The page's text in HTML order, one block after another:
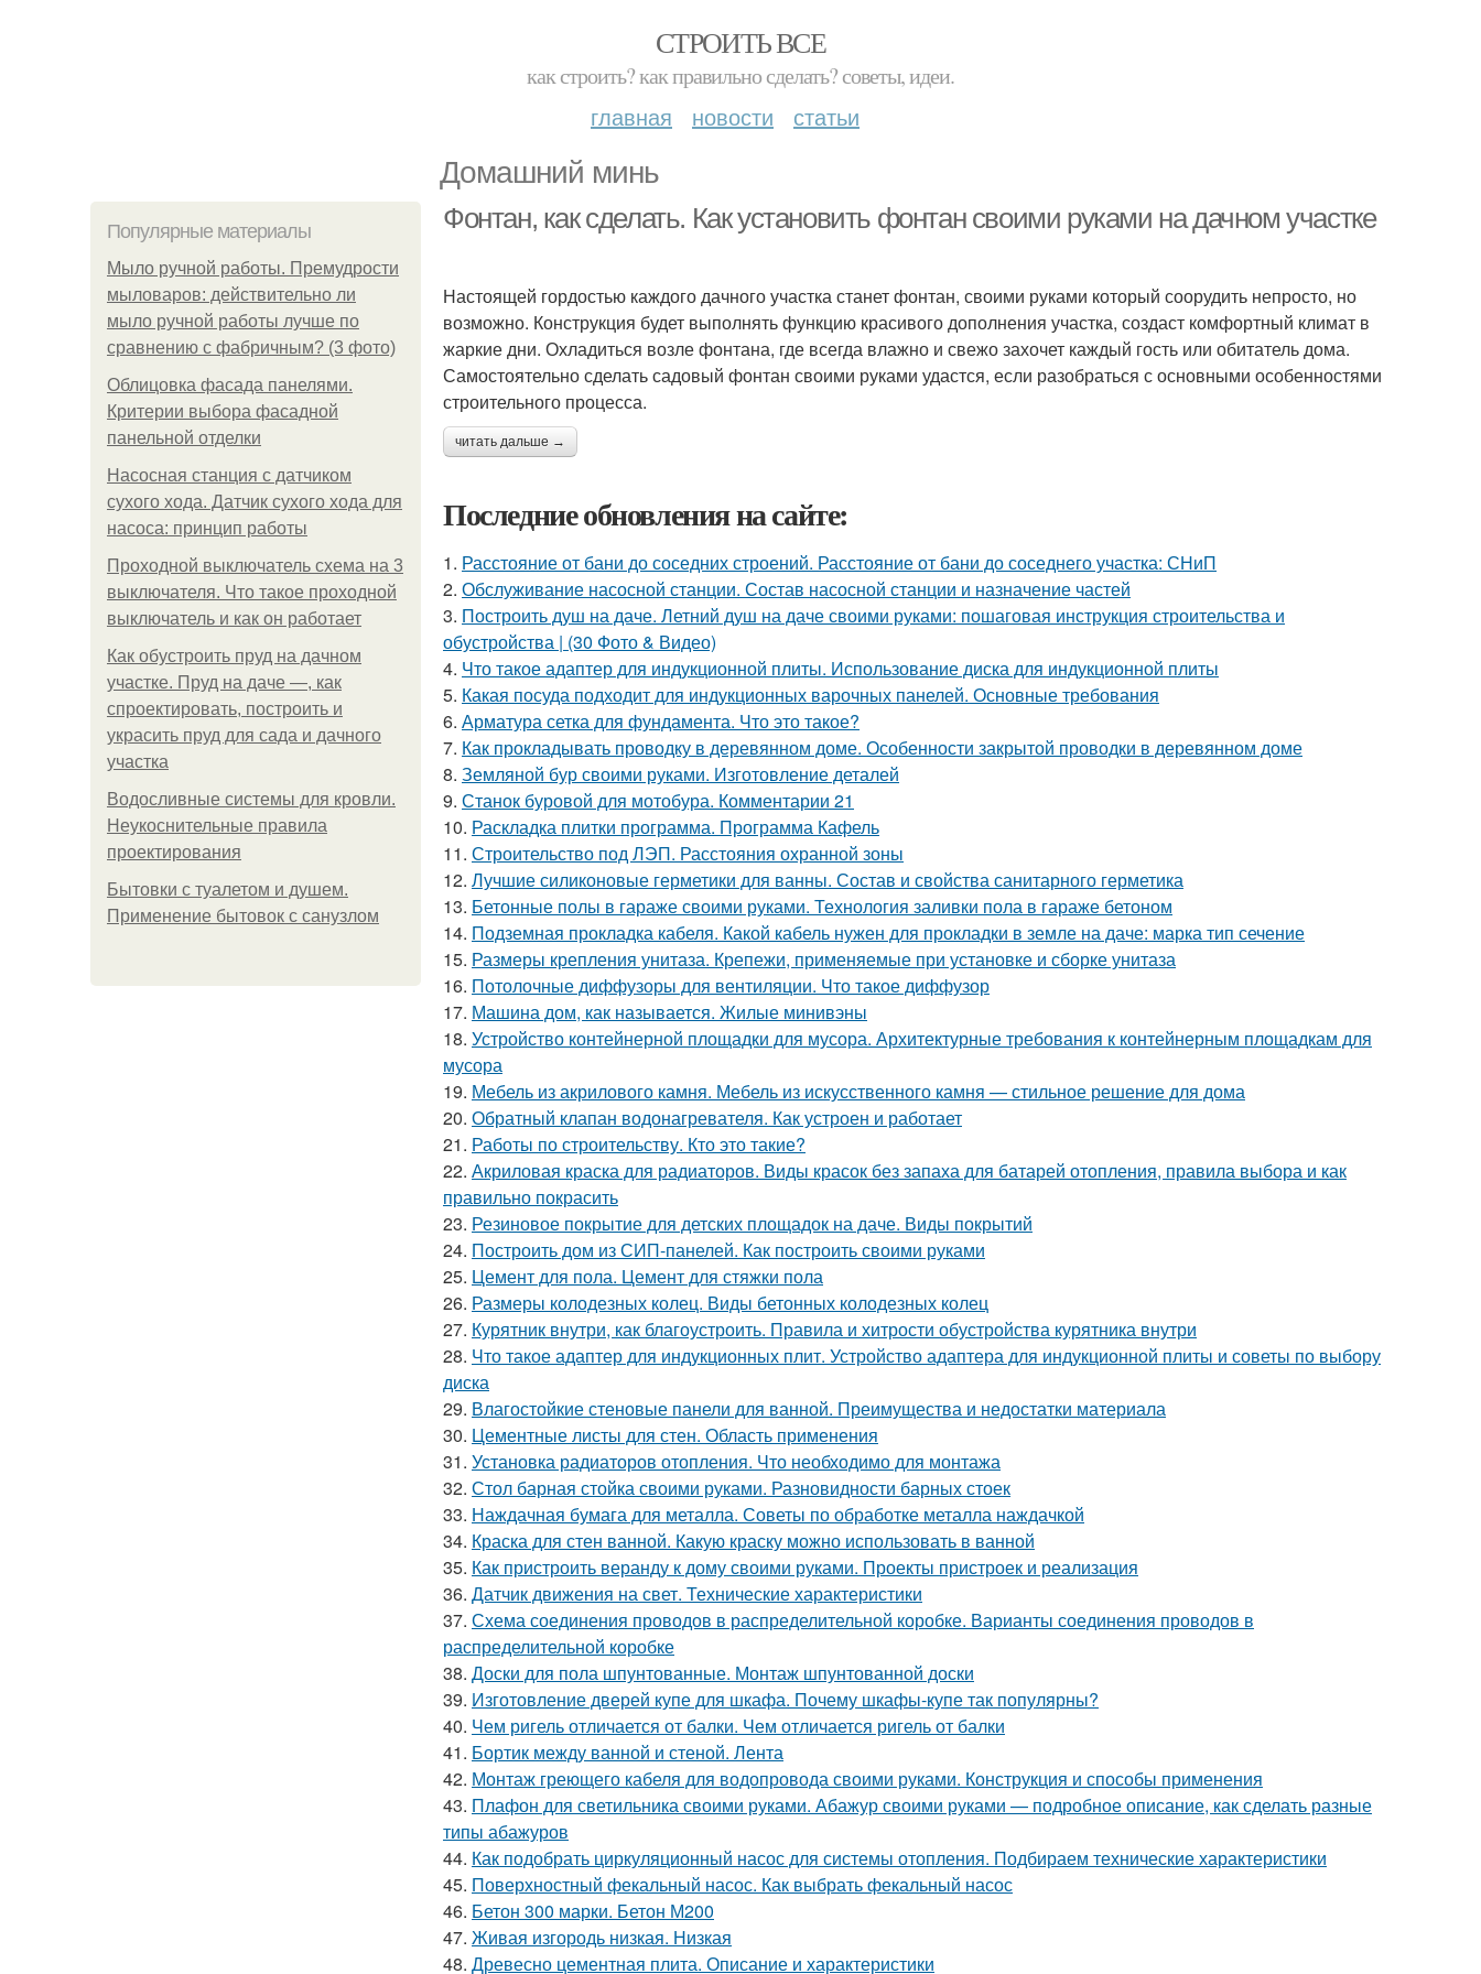
СТРОИТЬ ВСЕ
как строить? как правильно сделать? советы, идеи.
главная новости статьи
Домашний минь
Популярные материалы
Мыло ручной работы. Премудрости
мыловаров: действительно ли
мыло ручной работы лучше по
сравнению с фабричным? (3 фото)
Облицовка фасада панелями.
Критерии выбора фасадной
панельной отделки
Насосная станция с датчиком
сухого хода. Датчик сухого хода для
насоса: принцип работы
Проходной выключатель схема на 3
выключателя. Что такое проходной
выключатель и как он работает
Как обустроить пруд на дачном
участке. Пруд на даче —, как
спроектировать, построить и
украсить пруд для сада и дачного
участка
Водосливные системы для кровли.
Неукоснительные правила
проектирования
Бытовки с туалетом и душем.
Применение бытовок с санузлом
Фонтан, как сделать. Как установить фонтан своими руками на дачном участке
Настоящей гордостью каждого дачного участка станет фонтан, своими руками который соорудить непросто, но
возможно. Конструкция будет выполнять функцию красивого дополнения участка, создаст комфортный климат в
жаркие дни. Охладиться возле фонтана, где всегда влажно и свежо захочет каждый гость или обитатель дома.
Самостоятельно сделать садовый фонтан своими руками удастся, если разобраться с основными особенностями
строительного процесса.
читать дальше →
Последние обновления на сайте:
1. Расстояние от бани до соседних строений. Расстояние от бани до соседнего участка: СНиП
2. Обслуживание насосной станции. Состав насосной станции и назначение частей
3. Построить душ на даче. Летний душ на даче своими руками: пошаговая инструкция строительства и
обустройства | (30 Фото & Видео)
4. Что такое адаптер для индукционной плиты. Использование диска для индукционной плиты
5. Какая посуда подходит для индукционных варочных панелей. Основные требования
6. Арматура сетка для фундамента. Что это такое?
7. Как прокладывать проводку в деревянном доме. Особенности закрытой проводки в деревянном доме
8. Земляной бур своими руками. Изготовление деталей
9. Станок буровой для мотобура. Комментарии 21
10. Раскладка плитки программа. Программа Кафель
11. Строительство под ЛЭП. Расстояния охранной зоны
12. Лучшие силиконовые герметики для ванны. Состав и свойства санитарного герметика
13. Бетонные полы в гараже своими руками. Технология заливки пола в гараже бетоном
14. Подземная прокладка кабеля. Какой кабель нужен для прокладки в земле на даче: марка тип сечение
15. Размеры крепления унитаза. Крепежи, применяемые при установке и сборке унитаза
16. Потолочные диффузоры для вентиляции. Что такое диффузор
17. Машина дом, как называется. Жилые минивэны
18. Устройство контейнерной площадки для мусора. Архитектурные требования к контейнерным площадкам для
мусора
19. Мебель из акрилового камня. Мебель из искусственного камня — стильное решение для дома
20. Обратный клапан водонагревателя. Как устроен и работает
21. Работы по строительству. Кто это такие?
22. Акриловая краска для радиаторов. Виды красок без запаха для батарей отопления, правила выбора и как
правильно покрасить
23. Резиновое покрытие для детских площадок на даче. Виды покрытий
24. Построить дом из СИП-панелей. Как построить своими руками
25. Цемент для пола. Цемент для стяжки пола
26. Размеры колодезных колец. Виды бетонных колодезных колец
27. Курятник внутри, как благоустроить. Правила и хитрости обустройства курятника внутри
28. Что такое адаптер для индукционных плит. Устройство адаптера для индукционной плиты и советы по выбору
диска
29. Влагостойкие стеновые панели для ванной. Преимущества и недостатки материала
30. Цементные листы для стен. Область применения
31. Установка радиаторов отопления. Что необходимо для монтажа
32. Стол барная стойка своими руками. Разновидности барных стоек
33. Наждачная бумага для металла. Советы по обработке металла наждачкой
34. Краска для стен ванной. Какую краску можно использовать в ванной
35. Как пристроить веранду к дому своими руками. Проекты пристроек и реализация
36. Датчик движения на свет. Технические характеристики
37. Схема соединения проводов в распределительной коробке. Варианты соединения проводов в
распределительной коробке
38. Доски для пола шпунтованные. Монтаж шпунтованной доски
39. Изготовление дверей купе для шкафа. Почему шкафы-купе так популярны?
40. Чем ригель отличается от балки. Чем отличается ригель от балки
41. Бортик между ванной и стеной. Лента
42. Монтаж греющего кабеля для водопровода своими руками. Конструкция и способы применения
43. Плафон для светильника своими руками. Абажур своими руками — подробное описание, как сделать разные
типы абажуров
44. Как подобрать циркуляционный насос для системы отопления. Подбираем технические характеристики
45. Поверхностный фекальный насос. Как выбрать фекальный насос
46. Бетон 300 марки. Бетон М200
47. Живая изгородь низкая. Низкая
48. Древесно цементная плита. Описание и характеристики